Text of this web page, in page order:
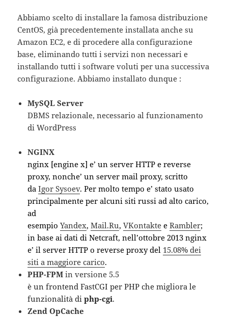
Abbiamo scelto di installare la famosa distribuzione
CentOS, già precedentemente installata anche su
Amazon EC2, e di procedere alla configurazione
base, eliminando tutti i servizi non necessari e
installando tutti i software voluti per una successiva
configurazione. Abbiamo installato dunque :
MySQL Server
DBMS relazionale, necessario al funzionamento
di WordPress
NGINX
nginx [engine x] e’ un server HTTP e reverse
proxy, nonche’ un server mail proxy, scritto
daIgor Sysoev. Per molto tempo e’ stato usato
principalmente per alcuni siti russi ad alto carico,
ad
esempioYandex,Mail.Ru,VKontakte eRambler;
in base ai dati di Netcraft, nell’ottobre 2013 nginx
e’ il server HTTP o reverse proxy del 15.08% dei
siti a maggiore carico.
PHP-FPM in versione 5.5
è un frontend FastCGI per PHP che migliora le
funzionalità diphp-cgi.
Zend OpCache